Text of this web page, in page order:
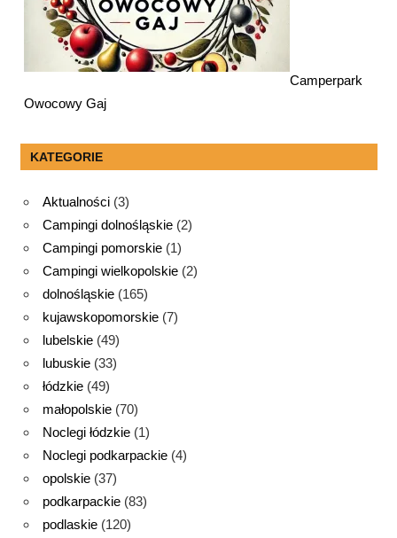
Camperpark
Owocowy Gaj
KATEGORIE
Aktualności (3)
Campingi dolnośląskie (2)
Campingi pomorskie (1)
Campingi wielkopolskie (2)
dolnośląskie (165)
kujawskopomorskie (7)
lubelskie (49)
lubuskie (33)
łódzkie (49)
małopolskie (70)
Noclegi łódzkie (1)
Noclegi podkarpackie (4)
opolskie (37)
podkarpackie (83)
podlaskie (120)